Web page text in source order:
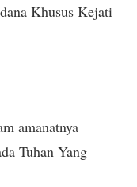
Khusus Kejati
amanatnya
Tuhan Yang